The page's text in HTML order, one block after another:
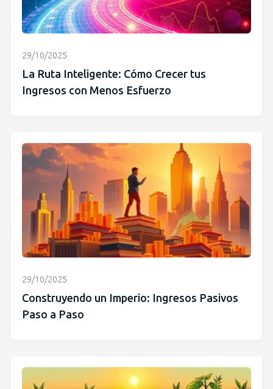
29/10/2025
La Ruta Inteligente: Cómo Crecer tus
Ingresos con Menos Esfuerzo
29/10/2025
Construyendo un Imperio: Ingresos Pasivos
Paso a Paso